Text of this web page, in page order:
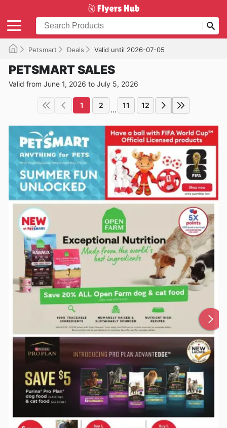
Petsmart Deals Valid until 2026-07-05
PETSMART SALES
Valid from June 1, 2026 to July 5, 2026
1 2 ... 11 12